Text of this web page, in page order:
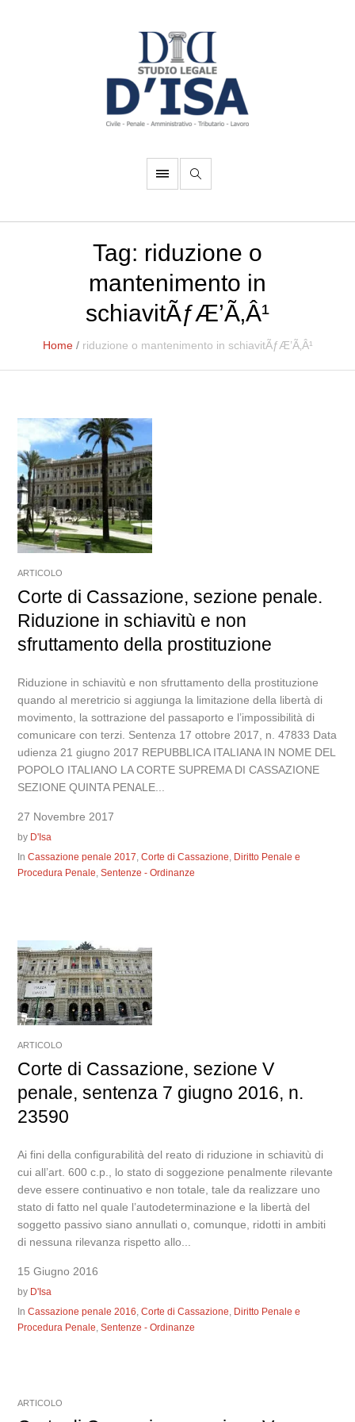
Tag: riduzione o
mantenimento in
schiavitÃƒÆ’Ã‚Â¹
Home / riduzione o mantenimento in schiavitÃƒÆ’Ã‚Â¹
ARTICOLO
Corte di Cassazione, sezione penale.
Riduzione in schiavitù e non
sfruttamento della prostituzione
Riduzione in schiavitù e non sfruttamento della prostituzione
quando al meretricio si aggiunga la limitazione della libertà di
movimento, la sottrazione del passaporto e l’impossibilità di
comunicare con terzi. Sentenza 17 ottobre 2017, n. 47833 Data
udienza 21 giugno 2017 REPUBBLICA ITALIANA IN NOME DEL
POPOLO ITALIANO LA CORTE SUPREMA DI CASSAZIONE
SEZIONE QUINTA PENALE...
27 Novembre 2017
by D'Isa
InCassazione penale 2017,Corte di Cassazione, Diritto Penale e
Procedura Penale,Sentenze - Ordinanze
ARTICOLO
Corte di Cassazione, sezione V
penale, sentenza 7 giugno 2016, n.
23590
Ai fini della configurabilità del reato di riduzione in schiavitù di
cui all’art. 600 c.p., lo stato di soggezione penalmente rilevante
deve essere continuativo e non totale, tale da realizzare uno
stato di fatto nel quale l’autodeterminazione e la libertà del
soggetto passivo siano annullati o, comunque, ridotti in ambiti
di nessuna rilevanza rispetto allo...
15 Giugno 2016
by D'Isa
InCassazione penale 2016 ,Corte di Cassazione Diritto Penale e
Procedura Penale ,Sentenze - Ordinanze
ARTICOLO